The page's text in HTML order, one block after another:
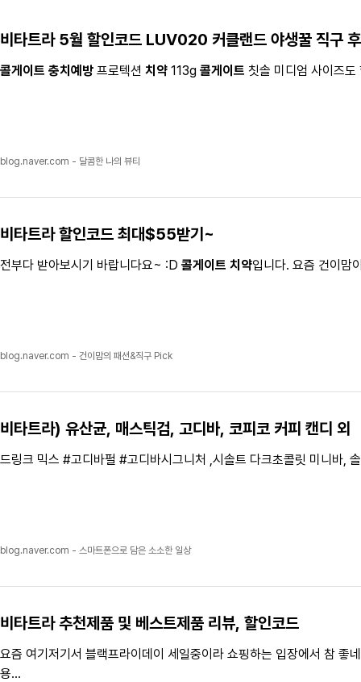
비타트라5월 할인코드 LUV020 커클랜드 야생꿀 직구
콜게이트 충치예방 프로텍션 치약 113g 콜게이트 칫솔 미디엄 사이즈
blog.naver.com - 달콤한 나의 뷰티
비타트라할인코드 최대$55받기~
전부다 받아보시기 바랍니다요~ :D 콜게이트 치약입니다. 요즘 건이맘
blog.naver.com - 건이맘의 패션&직구 Pick
비타트라) 유산균, 매스틱검, 고디바, 코피코 커피 캔디 외
드링크 믹스 #고디바펄 #고디바시그니처 ,시솔트 다크초콜릿 미니바,
blog.naver.com - 스마트폰으로 담은 소소한 일상
비타트라추천제품 및 베스트제품 리뷰, 할인코드
요즘 여기저기서 블랙프라이데이 세일중이라 쇼핑하는 입장에서 참 좋
용...